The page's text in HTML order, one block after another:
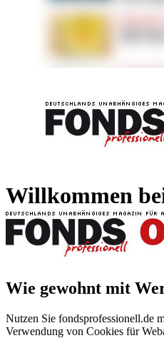
Willkommen
Wie gewohnt mit
Nutzen Sie fondsprofessionell.de
Verwendung von Cookies für